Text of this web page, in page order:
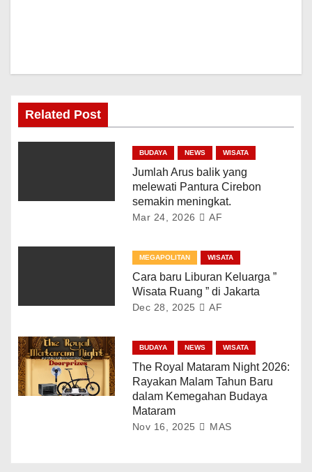
Related Post
BUDAYA NEWS WISATA
Jumlah Arus balik yang
melewati Pantura Cirebon
semakin meningkat.
Mar 24, 2026 AF
MEGAPOLITAN WISATA
Cara baru Liburan Keluarga ”
Wisata Ruang ” di Jakarta
Dec 28, 2025 AF
BUDAYA NEWS WISATA
The Royal Mataram Night 2026:
Rayakan Malam Tahun Baru
dalam Kemegahan Budaya
Mataram
Nov 16, 2025 MAS